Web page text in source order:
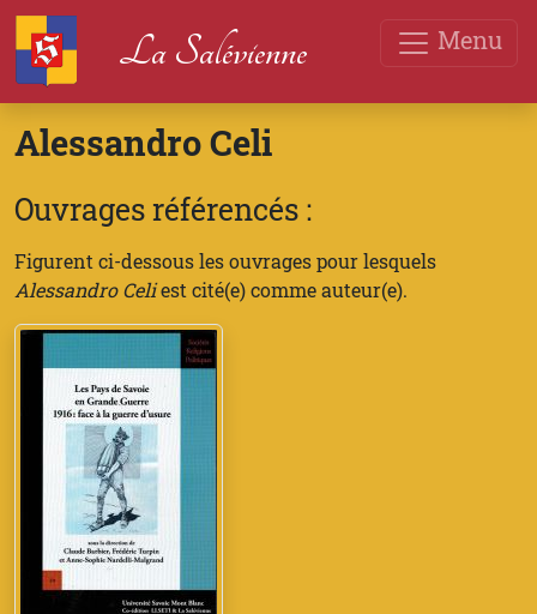
Menu
La Salévienne
Alessandro Celi
Ouvrages référencés :
Figurent ci-dessous les ouvrages pour lesquels
Alessandro Celiest cité(e) comme auteur(e).